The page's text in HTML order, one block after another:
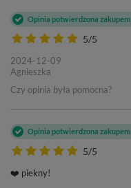
5/5
Opinia potwierdzona zakupem
2024-12-09
Agnieszka
Czy opinia była pomocna?
5/5
Opinia potwierdzona zakupem
❤️ piekny!